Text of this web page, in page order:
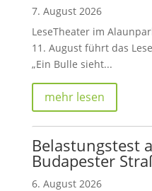
7. August 2026
LeseTheater im
11. August führt das
„Ein Bulle sieht...
mehr lesen
Belastungstest
Budapester
6. August 2026